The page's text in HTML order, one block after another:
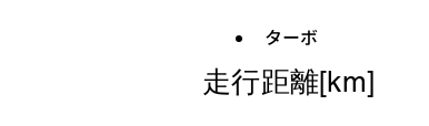
ターボ
​走行距離[km]